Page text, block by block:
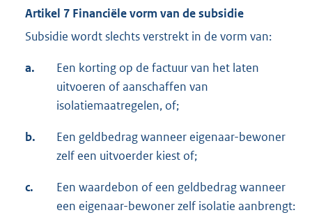
Artikel 7 Financiële vorm van de subsidie
Subsidie wordt slechts verstrekt in de vorm van:
a.
Een korting op de factuur van het laten
uitvoeren of aanschaffen van
isolatiemaatregelen, of;
b.
Een geldbedrag wanneer eigenaar-bewoner
zelf een uitvoerder kiest of;
c.
Een waardebon of een geldbedrag wanneer
een eigenaar-bewoner zelf isolatie aanbrengt: